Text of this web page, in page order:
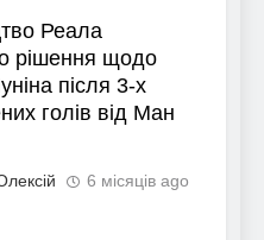
Реала
рішення щодо
після 3-х
голів від Ман
6 місяців ago